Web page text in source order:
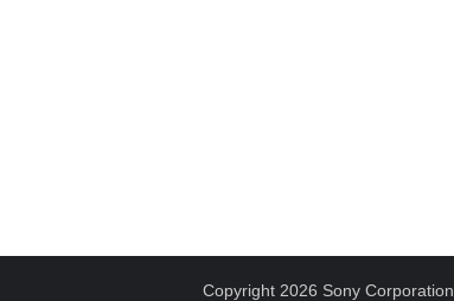
Copyright 2026 Sony Corporation